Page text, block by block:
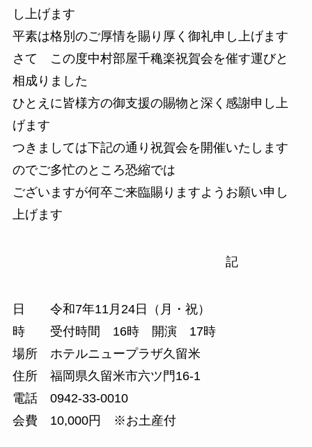
し上げます
平素は格別のご厚情を賜り厚く御礼申し上げます
さて この度中村部屋千穐楽祝賀会を催す運びと
相成りました
ひとえに皆様方の御支援の賜物と深く感謝申し上
げます
つきましては下記の通り祝賀会を開催いたします
のでご多忙のところ恐縮では
ございますが何卒ご来臨賜りますようお願い申し
上げます
記
日 令和7年11月24日（月・祝）
時 受付時間 16時 開演 17時
場所 ホテルニュープラザ久留米
住所 福岡県久留米市六ツ門16-1
電話 0942-33-0010
会費 10,000円 ※お土産付